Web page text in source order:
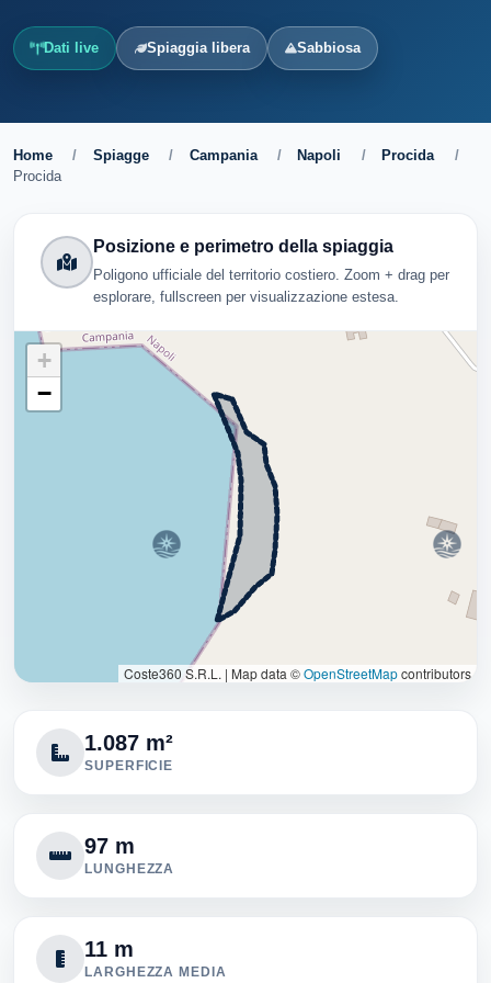
Dati live Spiaggia libera Sabbiosa
Home / Spiagge / Campania / Napoli / Procida
/
Procida
Posizione e perimetro della spiaggia
Poligono ufficiale del territorio costiero. Zoom + drag per
esplorare, fullscreen per visualizzazione estesa.
+
−
Coste360 S.R.L. | Map data ©OpenStreetMapcontributors
1.087 m²
SUPERFICIE
97 m
LUNGHEZZA
11 m
LARGHEZZA MEDIA